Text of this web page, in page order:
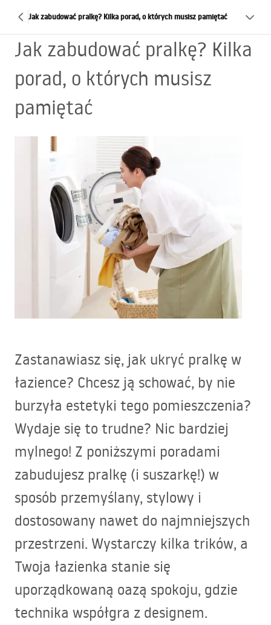
Jak zabudować pralkę? Kilka porad, o których musisz pamiętać
Jak zabudować pralkę? Kilka
porad, o których musisz
pamiętać
Zastanawiasz się, jak ukryć pralkę w
łazience? Chcesz ją schować, by nie
burzyła estetyki tego pomieszczenia?
Wydaje się to trudne? Nic bardziej
mylnego! Z poniższymi poradami
zabudujesz pralkę (i suszarkę!) w
sposób przemyślany, stylowy i
dostosowany nawet do najmniejszych
przestrzeni. Wystarczy kilka trików, a
Twoja łazienka stanie się
uporządkowaną oazą spokoju, gdzie
technika współgra z designem.